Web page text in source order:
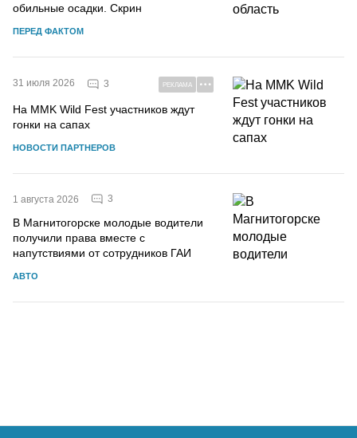
обильные осадки. Скрин
ПЕРЕД ФАКТОМ
31 июля 2026 3 РЕКЛАМА
На MMK Wild Fest участников ждут
гонки на сапах
НОВОСТИ ПАРТНЕРОВ
1 августа 2026 3
В Магнитогорске молодые водители
получили права вместе с
напутствиями от сотрудников ГАИ
АВТО